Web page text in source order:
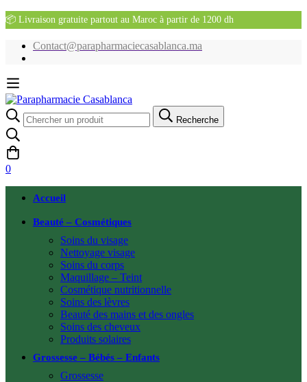
📦 Livraison gratuite partout au Maroc à partir de 1200 dh
Contact@parapharmaciecasablanca.ma
Recherche
pour:
Recherche
0
Accueil
Beauté – Cosmétiques
Soins du visage
Nettoyage visage
Soins du corps
Maquillage – Teint
Cosmétique nutritionnelle
Soins des lèvres
Beauté des mains et des ongles
Soins des cheveux
Produits solaires
Grossesse – Bébés – Enfants
Grossesse